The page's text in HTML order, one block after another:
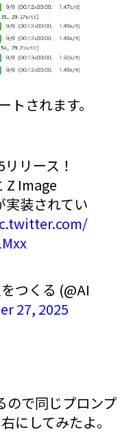
されます。
リース！
Z Image
実装されてい
つくる (@AI
27, 2025
で同じプロンプ
にしてみたよ。